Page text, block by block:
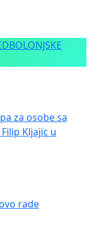
za osobe sa
Kljajic u
rade